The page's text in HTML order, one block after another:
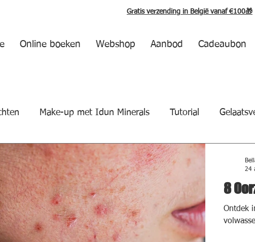
Online boeken Webshop Aanbod Cadeaubon
Make-up met Idun Minerals Tutorial
en nagelverzorging Zelfbruiner Zonnebescherming
8
Ontdek
24
Gratis verzending in België vanaf €100🎁